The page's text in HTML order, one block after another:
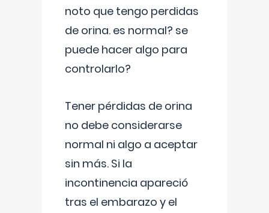
noto que tengo perdidas
de orina. es normal? se
puede hacer algo para
controlarlo?
Tener pérdidas de orina
no debe considerarse
normal ni algo a aceptar
sin más. Si la
incontinencia apareció
tras el embarazo y el